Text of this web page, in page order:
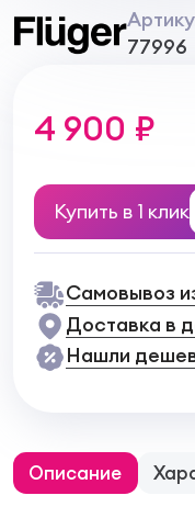
77996
4 900 ₽
Купить в 1 клик
Самовывоз
Доставка в
Нашли
Описание